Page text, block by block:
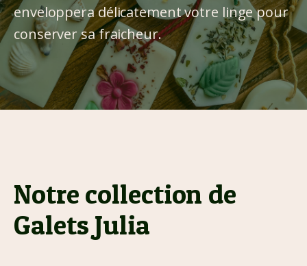
enveloppera délicatement votre linge pour
conserver sa fraicheur.
Notre collection de
Galets Julia